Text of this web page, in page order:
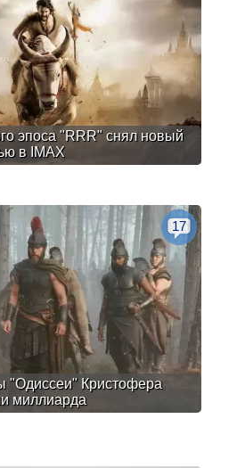
эпоса "RRR" снял новый
в IMAX
"Одиссеи" Кристофера
миллиарда
17